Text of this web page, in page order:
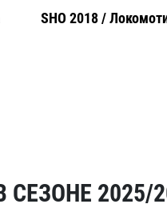
SHO 2018 /
2025/